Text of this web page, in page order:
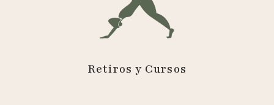
Retiros y Cursos